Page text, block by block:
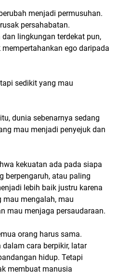
menjadi permusuhan.
persahabatan.
lingkungan terdekat pun,
ego daripada
sedikit yang mau
dunia sebenarnya sedang
mau menjadi penyejuk dan
kekuatan ada pada siapa
berpengaruh, atau paling
lebih baik justru karena
mau mengalah, mau
mau menjaga persaudaraan.
orang harus sama.
cara berpikir, latar
hidup. Tetapi
membuat manusia